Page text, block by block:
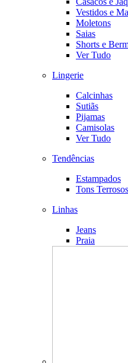
Vestidos e
Moletons
Saias
Shorts e
Ver Tudo
Lingerie
Calcinhas
Sutiãs
Pijamas
Camisolas
Ver Tudo
Tendências
Estampados
Tons Terrosos
Linhas
Jeans
Praia